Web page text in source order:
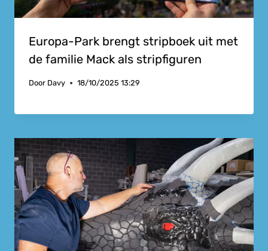
Europa-Park brengt stripboek uit met
de familie Mack als stripfiguren
Door Davy 18/10/2025 13:29